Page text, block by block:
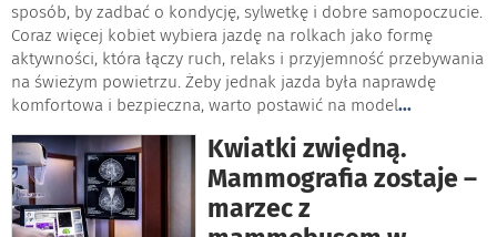
sposób, by zadbać o kondycję, sylwetkę i dobre samopoczucie.
Coraz więcej kobiet wybiera jazdę na rolkach jako formę
aktywności, która łączy ruch, relaks i przyjemność przebywania
na świeżym powietrzu. Żeby jednak jazda była naprawdę
komfortowa i bezpieczna, warto postawić na model...
Kwiatki zwiędną.
Mammografia zostaje –
marzec z